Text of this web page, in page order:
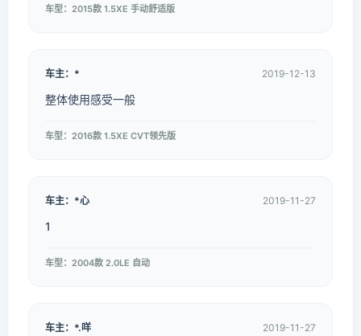
车型：2015款 1.5XE 手动舒适版
车主：* 2019-12-13
整体使用感受一般
车型：2016款 1.5XE CVT领先版
车主：*心 2019-11-27
1
车型：2004款 2.0LE 自动
车主：*.咩 2019-11-27